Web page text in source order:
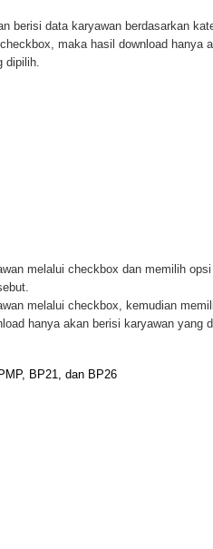
berisi data karyawan berdasarkan
maka hasil download hanya
dipilih.
melalui checkbox dan memilih
melalui checkbox, kemudian
hanya akan berisi karyawan yang
BP21, dan BP26